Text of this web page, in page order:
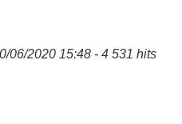
06/2020 15:48 - 4 531 hits